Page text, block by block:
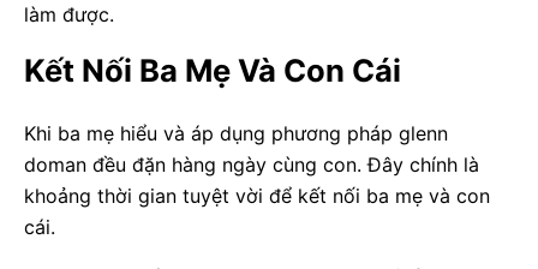
làm được.
Kết Nối Ba Mẹ Và Con Cái
Khi ba mẹ hiểu và áp dụng phương pháp glenn
doman đều đặn hàng ngày cùng con. Đây chính là
khoảng thời gian tuyệt vời để kết nối ba mẹ và con
cái.